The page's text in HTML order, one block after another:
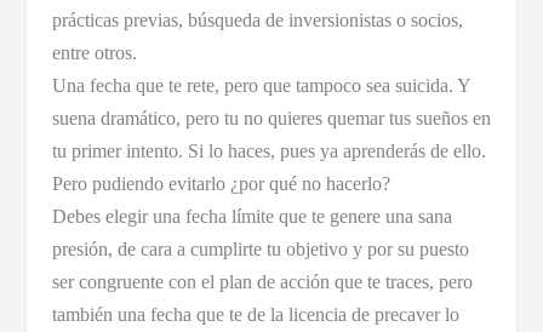
prácticas previas, búsqueda de inversionistas o socios,
entre otros.
Una fecha que te rete, pero que tampoco sea suicida. Y
suena dramático, pero tu no quieres quemar tus sueños en
tu primer intento. Si lo haces, pues ya aprenderás de ello.
Pero pudiendo evitarlo ¿por qué no hacerlo?
Debes elegir una fecha límite que te genere una sana
presión, de cara a cumplirte tu objetivo y por su puesto
ser congruente con el plan de acción que te traces, pero
también una fecha que te de la licencia de precaver lo